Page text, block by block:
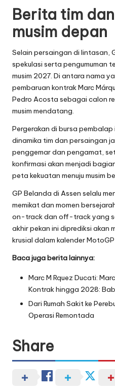
Berita tim
musim depan
Selain persaingan di lintasan,
spekulasi serta pengumuman
musim 2027. Di antara nama
pembaruan kontrak Marc
Pedro Acosta sebagai calon
musim mendatang.
Pergerakan di bursa
dinamika tim dan persaingan
penggemar dan pengamat,
konfirmasi akan menjadi
peta kekuatan menuju musim
GP Belanda di Assen selalu
memikat dan momen
on-track dan off-track yang
akhir pekan ini diprediksi akan
krusial dalam kalender MotoGP
Baca juga berita lainnya:
Marc M Rquez Ducati:
Kontrak hingga 2028:
Dari Rumah Sakit ke
Operasi Remontada
Share